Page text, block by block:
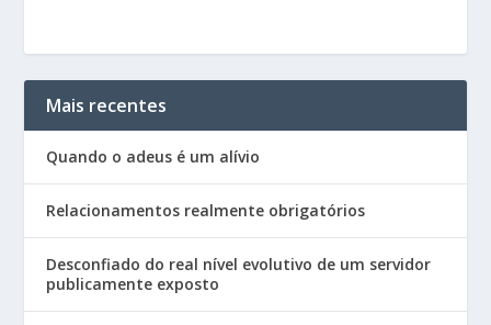
Mais recentes
Quando o adeus é um alívio
Relacionamentos realmente obrigatórios
Desconfiado do real nível evolutivo de um servidor
publicamente exposto